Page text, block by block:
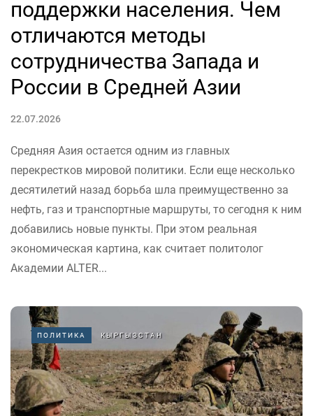
поддержки населения. Чем
отличаются методы
сотрудничества Запада и
России в Средней Азии
22.07.2026
Средняя Азия остается одним из главных
перекрестков мировой политики. Если еще несколько
десятилетий назад борьба шла преимущественно за
нефть, газ и транспортные маршруты, то сегодня к ним
добавились новые пункты. При этом реальная
экономическая картина, как считает политолог
Академии ALTER...
ПОЛИТИКА КЫРГЫЗСТАН